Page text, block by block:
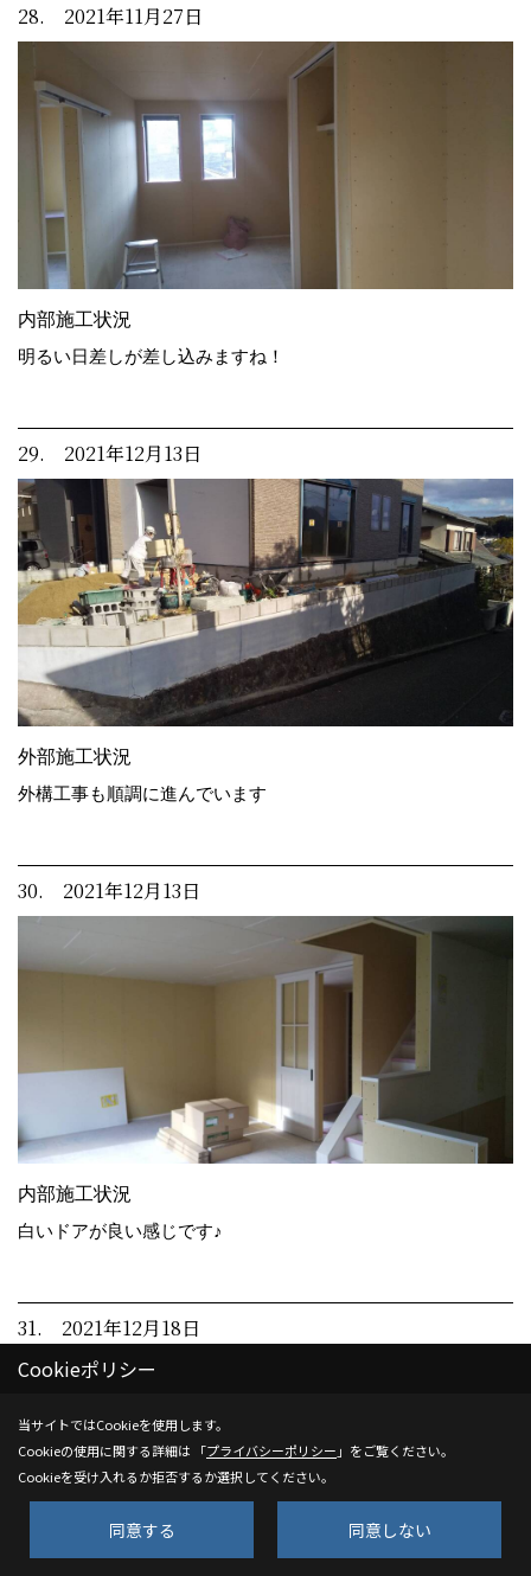
28. 2021年11月27日
内部施工状況
明るい日差しが差し込みますね！
29. 2021年12月13日
外部施工状況
外構工事も順調に進んでいます
30. 2021年12月13日
内部施工状況
白いドアが良い感じです♪
31. 2021年12月18日
Cookieポリシー
当サイトではCookieを使用します。
Cookieの使用に関する詳細は 「プライバシーポリシー 」をご覧ください。
Cookieを受け入れるか拒否するか選択してください。
同意する 同意しない